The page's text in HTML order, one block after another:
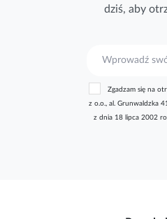
dziś, aby
s
k
Zgadzam się na
z o.o., al. Grunwaldzka
z dnia 18 lipca 2002